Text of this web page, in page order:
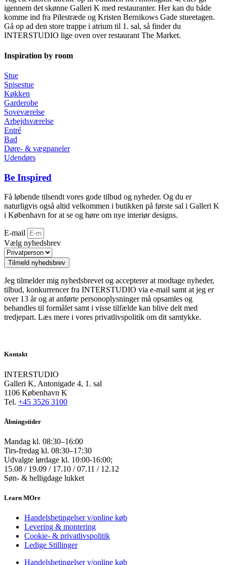
igennem det skønne Galleri K med restauranter. Her kan du både
komme ind fra Pilestræde og Kristen Bernikows Gade stueetagen.
Gå op ad den store trappe i atrium til 1. sal, så finder du
INTERSTUDIO lige oven over restaurant The Market.
Inspiration by room
Stue
Spisestue
Køkken
Garderobe
Soveværelse
Arbejdsværelse
Entré
Bad
Døre- & vægpaneler
Udendørs
Be Inspired
Få løbende tilsendt vores gode tilbud og nyheder. Og du er
naturligvis også altid velkommen i butikken på første sal i Galleri K
i København for at se og høre om nye interiør designs.
E-mail
Vælg nyhedsbrev
Tilmeld nyhedsbrev
Jeg tilmelder mig nyhedsbrevet og accepterer at modtage nyheder,
tilbud, konkurrencer fra INTERSTUDIO via e-mail samt at jeg er
over 13 år og at anførte personoplysninger må opsamles og
behandles til formålet samt i visse tilfælde kan blive delt med
tredjepart. Læs mere i vores privatlivspolitik om dit samtykke.
Kontakt
INTERSTUDIO
Galleri K, Antonigade 4, 1. sal
1106 København K
Tel. +45 3526 3100
Åbningstider
Mandag kl. 08:30–16:00
Tirs-fredag kl. 08:30–17:30
Udvalgte lørdage kl. 10:00-16:00;
15.08 / 19.09 / 17.10 / 07.11 / 12.12
Søn- & helligdage lukket
Learn MOre
Handelsbetingelser v/online køb
Levering & montering
Cookie- & privatlivspolitik
Ledige Stillinger
Handelsbetingelser v/online køb